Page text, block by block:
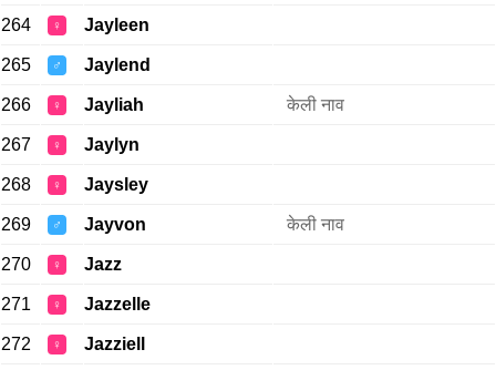
264 ♀ Jayleen
265 ♂ Jaylend
266 ♀ Jayliah केली नाव
267 ♀ Jaylyn
268 ♀ Jaysley
269 ♂ Jayvon केली नाव
270 ♀ Jazz
271 ♀ Jazzelle
272 ♀ Jazziell